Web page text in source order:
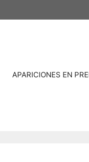
APARICIONES EN